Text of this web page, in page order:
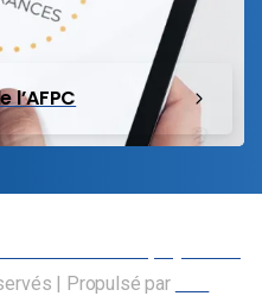
| Propulsé par